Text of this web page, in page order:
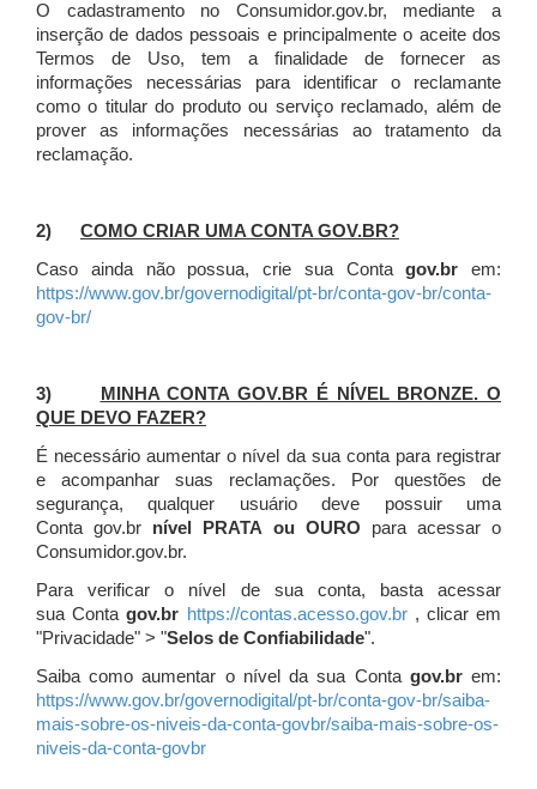
O cadastramento no Consumidor.gov.br, mediante a
inserção de dados pessoais e principalmente o aceite dos
Termos de Uso, tem a finalidade de fornecer as
informações necessárias para identificar o reclamante
como o titular do produto ou serviço reclamado, além de
prover as informações necessárias ao tratamento da
reclamação.
2) COMO CRIAR UMA CONTA GOV.BR?
Caso ainda não possua, crie sua Contagov.br em:
https://www.gov.br/governodigital/pt-br/conta-gov-br/conta-
gov-br/
3)
MINHA CONTA GOV.BR É NÍVEL BRONZE. O
QUE DEVO FAZER?
É necessário aumentar o nível da sua conta para registrar
e acompanhar suas reclamações. Por questões de
segurança, qualquer usuário deve possuir uma
Conta gov.br nível PRATA ou OURO para acessar o
Consumidor.gov.br.
Para verificar o nível de sua conta, basta acessar
sua Contagov.br https://contas.acesso.gov.br, clicar em
"Privacidade" > "Selos de Confiabilidade".
Saiba como aumentar o nível da sua Conta gov.brem:
https://www.gov.br/governodigital/pt-br/conta-gov-br/saiba-
mais-sobre-os-niveis-da-conta-govbr/saiba-mais-sobre-os-
niveis-da-conta-govbr